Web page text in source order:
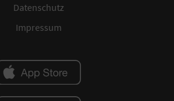
Datenschutz
Impressum